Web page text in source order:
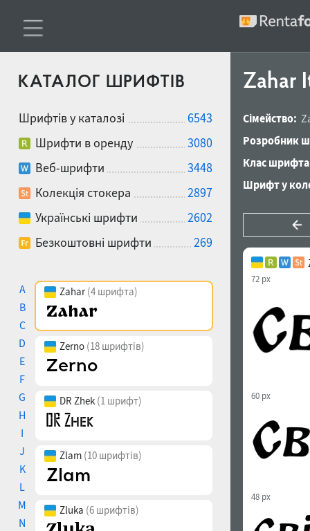
КАТАЛОГ ШРИФТІВ
Шрифтів у каталозі
6543
Шрифти в оренду
3080
Веб-шрифти
3448
Колекція стокера
2897
Українські шрифти
2602
Безкоштовні шрифти
269
A
B
C
D
E
F
G
H
I
J
K
L
M
N
Zahar(4 шрифта)
Zerno (18 шрифтів)
DR Zhek (1 шрифт)
Zlam (10 шрифтів)
Zluka (6 шрифтів)
Zahar
Сімейство:
Розробник
Клас
Шрифт у
72 px
60 px
48 px